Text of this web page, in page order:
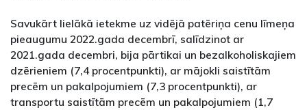
Savukārt lielākā ietekme uz vidējā patēriņa cenu līmeņa
pieaugumu 2022.gada decembrī, salīdzinot ar
2021.gada decembri, bija pārtikai un bezalkoholiskajiem
dzērieniem (7,4 procentpunkti), ar mājokli saistītām
precēm un pakalpojumiem (7,3 procentpunkti), ar
transportu saistītām precēm un pakalpojumiem (1,7